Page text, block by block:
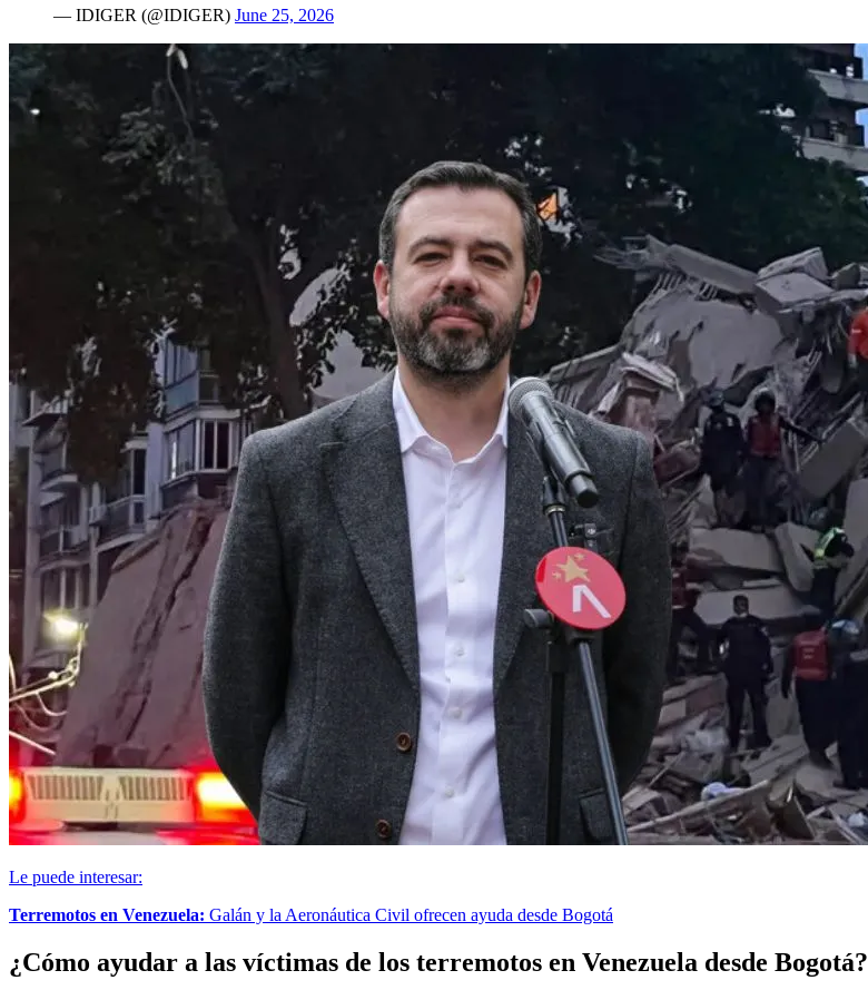
— IDIGER (@IDIGER) June 25, 2026
Le puede interesar:
Terremotos en Venezuela: Galán y la Aeronáutica Civil ofrecen ayuda desde Bogotá
¿Cómo ayudar a las víctimas de los terremotos en Venezuela desde Bogotá?